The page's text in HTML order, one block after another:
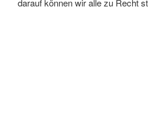
darauf können wir alle zu Recht